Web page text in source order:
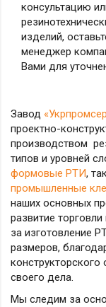
консультацию
изделий,
менеджер
Вами для
Завод
проектно-
производством
типов и уровней
формовые РТИ,
промышленные
наших основных
развитие
за изготовление
размеров,
своего дела.
Мы следим за